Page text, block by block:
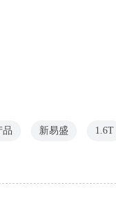
品 新易盛 1.6T